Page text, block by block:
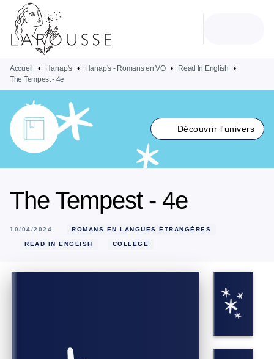
MENU
PIED DE PAGE
Accueil • Harrap's • Harrap's - Romans en VO • Read In English
•
The Tempest - 4e
Découvrir l'univers
The Tempest - 4e
10/04/2024 ROMANS EN LANGUES ÉTRANGÈRES
READ IN ENGLISH COLLÈGE